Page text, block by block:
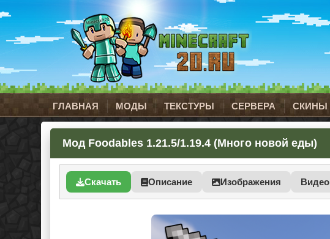
ГЛАВНАЯ МОДЫ ТЕКСТУРЫ СЕРВЕРА СКИНЫ
Мод Foodables 1.21.5/1.19.4 (Много новой еды)
Скачать Описание Изображения Видео